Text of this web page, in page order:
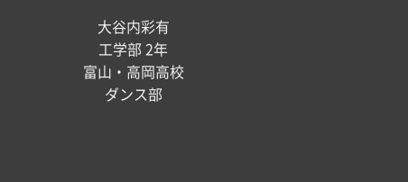
大谷内彩有
工学部 2年
富山・高岡高校
ダンス部